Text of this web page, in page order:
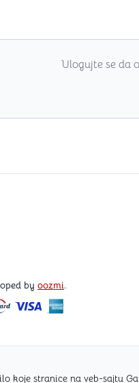
koje stranice na veb-sajtu
Ulogujte se da
by oozmi.